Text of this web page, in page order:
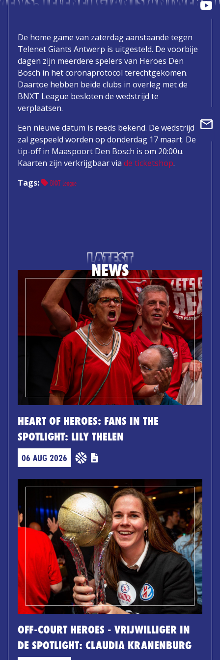
De home game van zaterdag aanstaande tegen
Telenet Giants Antwerp is uitgesteld. De voorbije
dagen zijn meerdere spelers van Heroes Den
Bosch in het coronaprotocol terechtgekomen.
Daartoe hebben beide clubs in overleg met de
BNXT League besloten de wedstrijd te
verplaatsen.
Een nieuwe datum is reeds bekend. De wedstrijd
zal gespeeld worden op donderdag 17 maart. De
tip-off in Maaspoort Den Bosch is om 20:00u.
Kaarten zijn verkrijgbaar via de ticketshop.
Tags:
BNXT League
LATEST
NEWS
HEART OF HEROES: FANS IN THE
SPOTLIGHT: LILY THELEN
06 AUG 2026
OFF-COURT HEROES - VRIJWILLIGER IN
DE SPOTLIGHT: CLAUDIA KRANENBURG